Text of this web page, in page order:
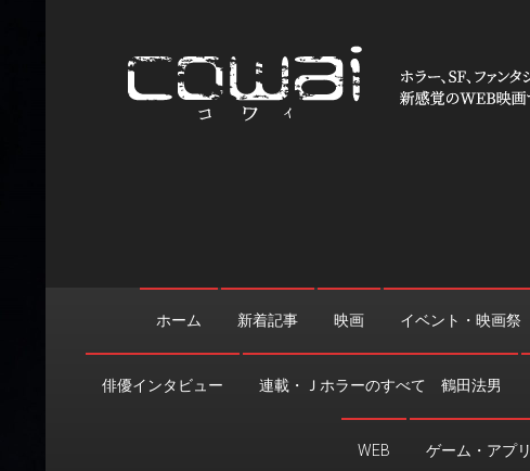
ホーム 新着記事 映画 イベント・映画祭
俳優インタビュー 連載・Ｊホラーのすべて 鶴田法男
WEB ゲーム・アプリ